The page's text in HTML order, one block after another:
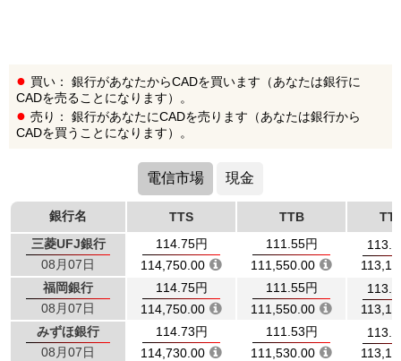
買い： 銀行があなたからCADを買います（あなたは銀行に
CADを売ることになります）。
売り： 銀行があなたにCADを売ります（あなたは銀行から
CADを買うことになります）。
電信市場 現金
銀行名 TTS TTB
三菱UFJ銀行
08月07日
114.75円
114,750.00
111.55円
111,550.00
福岡銀行
08月07日
114.75円
114,750.00
111.55円
111,550.00
みずほ銀行
08月07日
114.73円
114,730.00
111.53円
111,530.00